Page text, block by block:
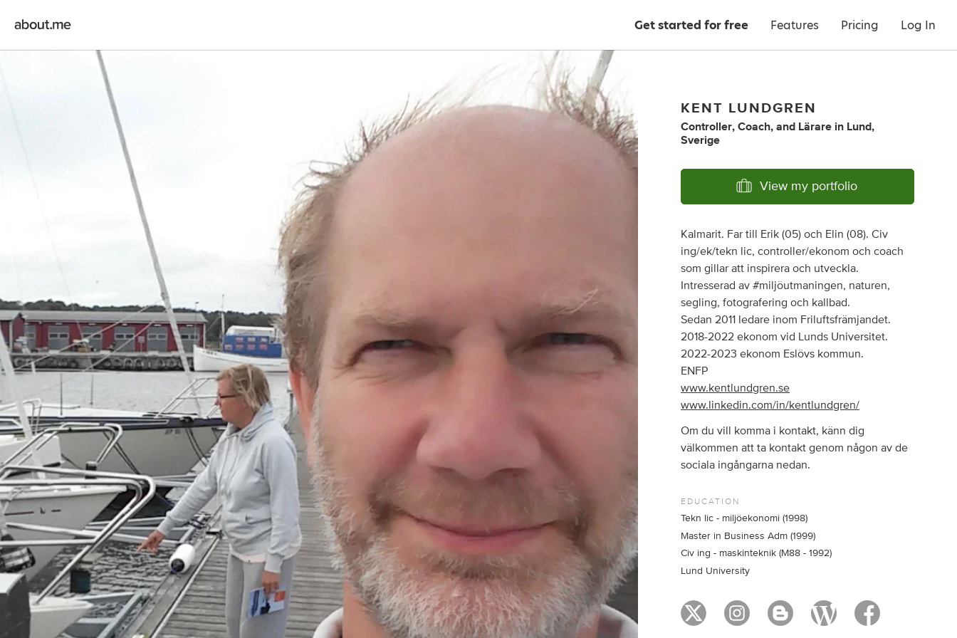
Get started for free Features Pricing Log In
KENT LUNDGREN
Controller, Coach, and Lärare in Lund,
Sverige
View my portfolio
Kalmarit. Far till Erik (05) och Elin (08). Civ
ing/ek/tekn lic, controller/ekonom och coach
som gillar att inspirera och utveckla.
Intresserad av #miljöutmaningen, naturen,
segling, fotografering och kallbad.
Sedan 2011 ledare inom Friluftsfrämjandet.
2018-2022 ekonom vid Lunds Universitet.
2022-2023 ekonom Eslövs kommun.
ENFP
www.kentlundgren.se
www.linkedin.com/in/kentlundgren/
Om du vill komma i kontakt, känn dig
välkommen att ta kontakt genom någon av de
sociala ingångarna nedan.
EDUCATION
Tekn lic - miljöekonomi (1998)
Master in Business Adm (1999)
Civ ing - maskinteknik (M88 - 1992)
Lund University